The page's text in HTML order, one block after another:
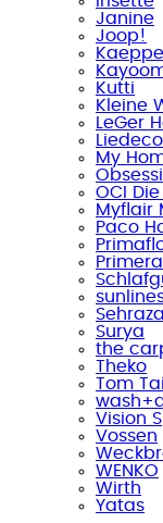
Janine
Joop!
Kaeppel
Kutti
Kleine
LeGer
Liedeco
My
OCI
Myflair
Paco
Primera
Surya
the
Theko
Tom
Vision S
Vossen
WENKO
Wirth
Yatas